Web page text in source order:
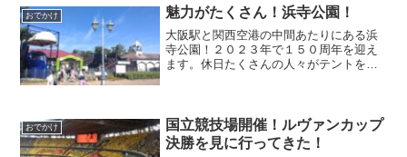
と内宮のふたつの正宮があり、外宮→内
宮→おかげ横丁の順で観光してきました
ので紹介させていただきます！
おでかけ 魅力がたくさん！浜寺公園！
大阪駅と関西空港の中間あたりにある浜
寺公園！２０２３年で１５０周年を迎え
ます。休日たくさんの人々がテントを張
と感じました！アクセスのしやすさも魅
力です！
おでかけ
国立競技場開催！ルヴァンカップ
決勝を見に行ってきた！